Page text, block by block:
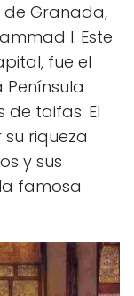
Granada,
I. Este
fue el
taifas. El
riqueza
y sus
famosa